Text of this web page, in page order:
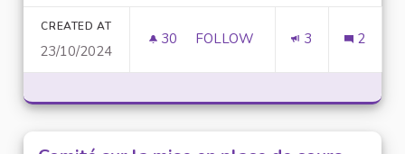
CREATED AT
23/10/2024
30 30 FOLLOWERS
FOLLOW 3 2